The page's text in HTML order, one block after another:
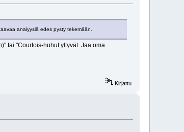
analyysiä edes pysty tekemään.
tai "Courtois-huhut yltyvät. Jaa oma
Kirjattu